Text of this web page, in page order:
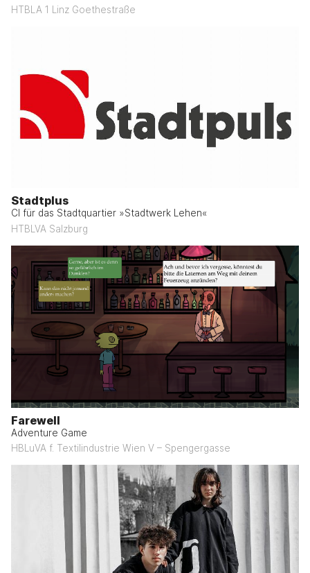
HTBLA 1 Linz Goethestraße
Stadtplus
CI für das Stadtquartier »Stadtwerk Lehen«
HTBLVA Salzburg
Farewell
Adventure Game
HBLuVA f. Textilindustrie Wien V – Spengergasse